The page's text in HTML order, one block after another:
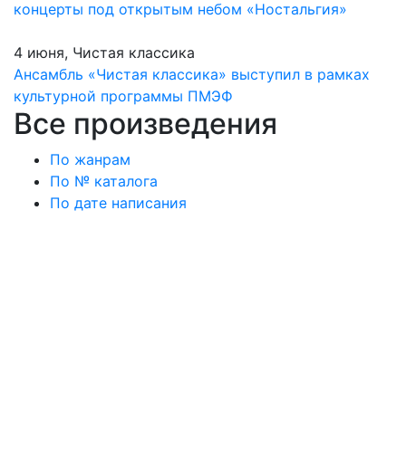
концерты под открытым небом «Ностальгия»
4 июня, Чистая классика
Ансамбль «Чистая классика» выступил в рамках
культурной программы ПМЭФ
Все произведения
По жанрам
По № каталога
По дате написания